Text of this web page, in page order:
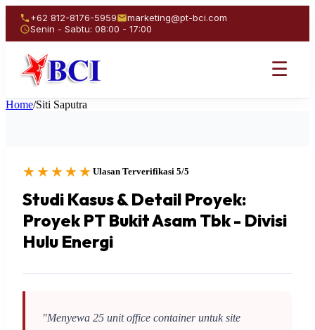
+62 812-8176-5959
marketing@pt-bci.com
Senin - Sabtu: 08:00 - 17:00
☰
Home/Siti Saputra
★★★★★ Ulasan Terverifikasi 5/5
Studi Kasus & Detail Proyek:
Proyek PT Bukit Asam Tbk - Divisi
Hulu Energi
"Menyewa 25 unit office container untuk site